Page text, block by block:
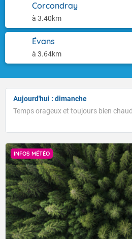
Corcondray
à 3.40km
Évans
à 3.64km
Aujourd'hui : dimanche
Temps orageux et toujours bien
INFOS MÉTÉO